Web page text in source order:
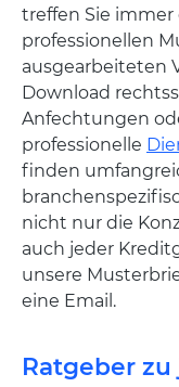
treffen Sie immer
professionellen
ausgearbeiteten
Download
Anfechtungen
professionelle
finden
nicht nur die
auch jeder
unsere
eine Email.
Ratgeber